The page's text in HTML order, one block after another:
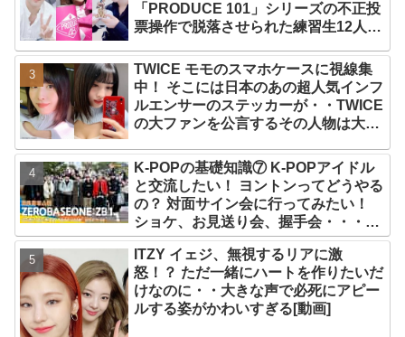
「PRODUCE 101」シリーズの不正投
票操作で脱落させられた練習生12人の
TWICE モモのスマホケースに視線集
中！ そこには日本のあの超人気インフ
ルエンサーのステッカーが・・TWICE
の大ファンを公言するその人物は大よ
と話題沸騰
K-POPの基礎知識⑦ K-POPアイドル
と交流したい！ ヨントンってどうやる
の？ 対面サイン会に行ってみたい！
ショケ、お見送り会、握手会・・・リ
リースイベントあれこれを紹介
ITZY イェジ、無視するリアに激
怒！？ ただ一緒にハートを作りたいだ
けなのに・・大きな声で必死にアピー
ルする姿がかわいすぎる[動画]